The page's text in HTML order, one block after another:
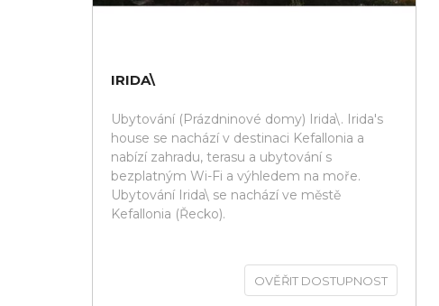
IRIDA\
Ubytování (Prázdninové domy) Irida\. Irida's
house se nachází v destinaci Kefallonia a
nabízí zahradu, terasu a ubytování s
bezplatným Wi-Fi a výhledem na moře.
Ubytování Irida\ se nachází ve městě
Kefallonia (Řecko).
OVĚŘIT DOSTUPNOST